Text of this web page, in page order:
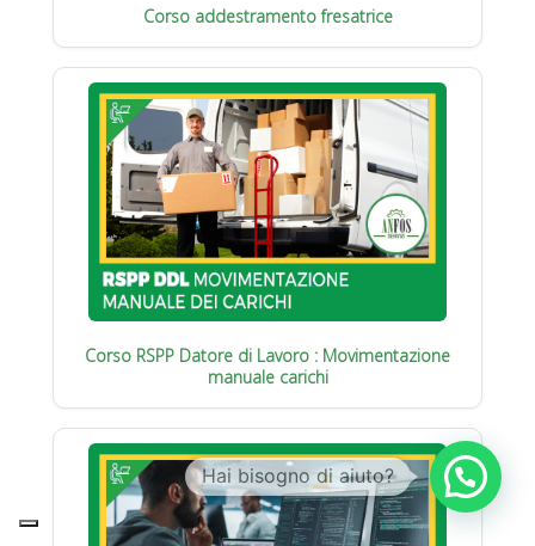
Corso addestramento fresatrice
Corso RSPP Datore di Lavoro : Movimentazione
manuale carichi